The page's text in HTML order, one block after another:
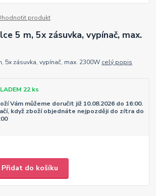
produkt
5 m, 5x zásuvka, vypínač, max.
5x zásuvka, vypínač, max. 2300W celý popis
22 ks
Vám můžeme doručit již 10.08.2026 do 16:00.
když zboží objednáte nejpozději do zítra do
Přidat do košíku